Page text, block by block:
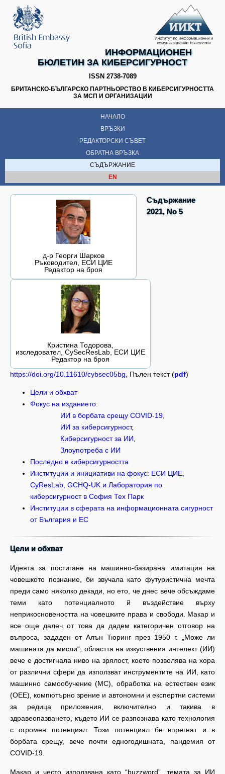
ИНФОРМАЦИОНЕН
БЮЛЕТИН ЗА КИБЕРСИГУРНОСТ
ISSN 2738-7089
БРИТАНСКО-БЪЛГАРСКО ПАРТНЬОРСТВО В КИБЕРСИГУРНОСТТА
ЗА МСП И ОРГАНИЗАЦИИ
НАЧАЛО
ВРЪЗКИ
РЕДАКТОРСКИ СЪВЕТ
ОБРАТНА ВРЪЗКА
СЪДЪРЖАНИЕ
EN
д-р Георги Шарков
Ръководител, ЕСИ ЦИЕ
Редактор на броя
Кристина Тодорова,
изследовател, CySecResLab, ЕСИ ЦИЕ
Редактор на броя
Съдържание
2021, No 5
https://doi.org/10.11610/cybsec05bg , Пълен текст (pdf)
Цели и обхват
Фокус на изданието:
ИИ в борбата срещу COVID-19,
ИИ за киберсигурност,
Киберсигурност за ИИ ,
Злоупотреба с ИИ
Последно в киберсигурността
Институции и инициативи на фокус: ЕСИ ЦИЕ,
CyResLab, GCHQ-UK и Лаборатория по
киберсигурност в София Тех Парк
Институции в сферата на информационната сигурност
от България и ЕС
Цели и обхват
Идеята за постигане на машинно-базирана имитация на
човешкото познание, би звучала като футуристична мечта
преди само няколко декади, но ето, че днес вече обсъждаме
теми като потенциалното й въздействие върху
неприкосновеността на човешките права и свободи. Макар и
все още далеч от това да дадем категоричен отговор на
въпроса, зададен от Алън Тюринг през 1950 г. „Може ли
машината да мисли“, областта на изкуствения интелект (ИИ)
вече е достигнала ниво на зрялост, което позволява на хора
от различни сфери да използват инструментите на ИИ, като
машинно самообучение (МС), обработка на естествен език
(ОЕЕ), компютърно зрение и автономни и експертни системи
за редица приложения, включително и такива в
здравеопазването, където ИИ се разпознава като технология
с огромен потенциал. Този потенциал бе впрегнат и в
борбата срещу, вече почти едногодишната, пандемия от
COVID-19.
Макар и често използвана като “buzzword”, темата за ИИ